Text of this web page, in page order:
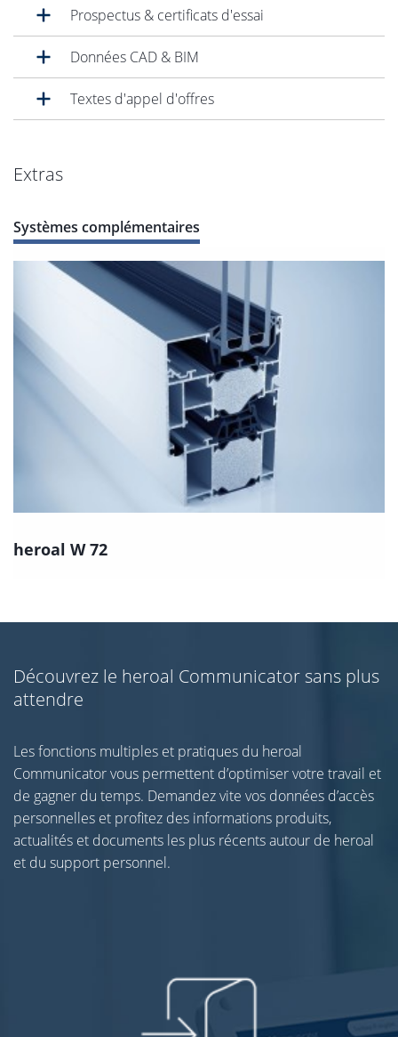
Prospectus & certificats d'essai
Données CAD & BIM
Textes d'appel d'offres
Extras
Systèmes complémentaires
heroal W 72
Découvrez le heroal Communicator sans plus
attendre
Les fonctions multiples et pratiques du heroal
Communicator vous permettent d’optimiser votre travail et
de gagner du temps. Demandez vite vos données d’accès
personnelles et profitez des informations produits,
actualités et documents les plus récents autour de heroal
et du support personnel.